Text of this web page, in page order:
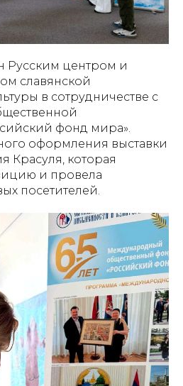
Русским центром и
славянской
в сотрудничестве с
фонд мира».
оформления выставки
Красуля, которая
и провела
посетителей.